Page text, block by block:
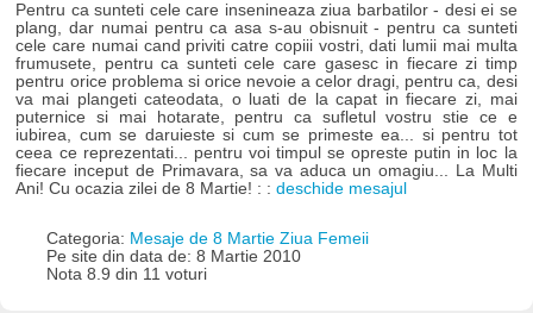
Pentru ca sunteti cele care insenineaza ziua barbatilor - desi ei se
plang, dar numai pentru ca asa s-au obisnuit - pentru ca sunteti
cele care numai cand priviti catre copiii vostri, dati lumii mai multa
frumusete, pentru ca sunteti cele care gasesc in fiecare zi timp
pentru orice problema si orice nevoie a celor dragi, pentru ca, desi
va mai plangeti cateodata, o luati de la capat in fiecare zi, mai
puternice si mai hotarate, pentru ca sufletul vostru stie ce e
iubirea, cum se daruieste si cum se primeste ea... si pentru tot
ceea ce reprezentati... pentru voi timpul se opreste putin in loc la
fiecare inceput de Primavara, sa va aduca un omagiu... La Multi
Ani! Cu ocazia zilei de 8 Martie! : :deschide mesajul
Categoria: Mesaje de 8 Martie Ziua Femeii
Pe site din data de: 8 Martie 2010
Nota 8.9 din 11 voturi